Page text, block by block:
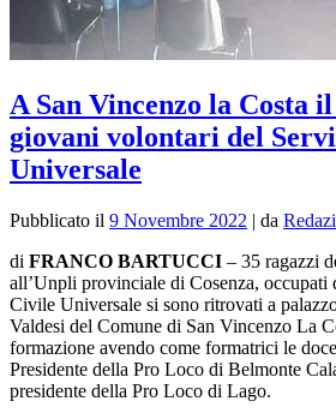
A San Vincenzo la Costa
giovani volontari del
Universale
Pubblicato il 9 Novembre 2022 | da
di FRANCO BARTUCCI – 35 ragazzi
all’Unpli provinciale di Cosenza,
Civile Universale si sono ritrovati a
Valdesi del Comune di San Vincenzo La
formazione avendo come formatrici le
Presidente della Pro Loco di Belmonte
presidente della Pro Loco di Lago.